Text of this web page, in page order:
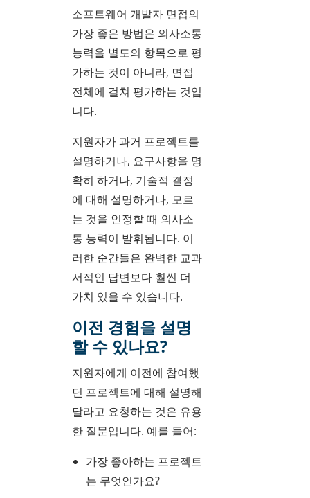
소프트웨어 개발자 면접의
가장 좋은 방법은 의사소통
능력을 별도의 항목으로 평
가하는 것이 아니라, 면접
전체에 걸쳐 평가하는 것입
니다.
지원자가 과거 프로젝트를
설명하거나, 요구사항을 명
확히 하거나, 기술적 결정
에 대해 설명하거나, 모르
는 것을 인정할 때 의사소
통 능력이 발휘됩니다. 이
러한 순간들은 완벽한 교과
서적인 답변보다 훨씬 더
가치 있을 수 있습니다.
이전 경험을 설명
할 수 있나요?
지원자에게 이전에 참여했
던 프로젝트에 대해 설명해
달라고 요청하는 것은 유용
한 질문입니다. 예를 들어:
가장 좋아하는 프로젝트
는 무엇인가요?